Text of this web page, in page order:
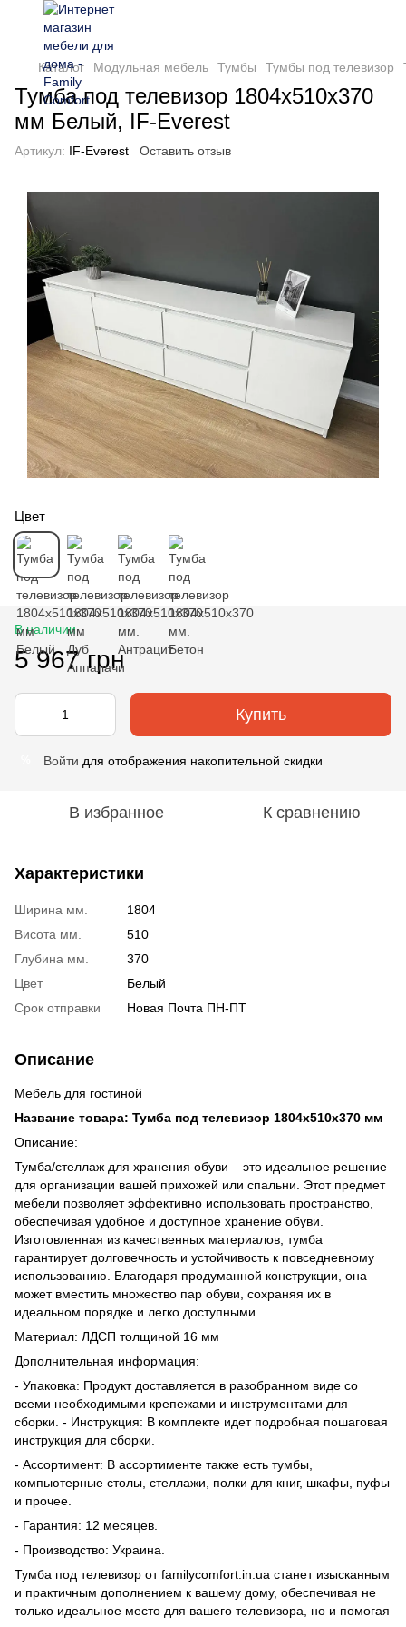
Каталог Модульная мебель Тумбы Тумбы под телевизор
Тумба под телевизор 1804х510х370
мм Белый, IF-Everest
Артикул: IF-Everest Оставить отзыв
Цвет
В наличии
5 967 грн
Купить
Войти для отображения накопительной скидки
В избранное К сравнению
Характеристики
Ширина мм.
1804
Висота мм.
510
Глубина мм.
370
Цвет
Белый
Срок отправки
Новая Почта ПН-ПТ
Описание
Мебель для гостиной
Название товара: Тумба под телевизор 1804х510х370 мм
Описание:
Тумба/стеллаж для хранения обуви – это идеальное решение
для организации вашей прихожей или спальни. Этот предмет
мебели позволяет эффективно использовать пространство,
обеспечивая удобное и доступное хранение обуви.
Изготовленная из качественных материалов, тумба
гарантирует долговечность и устойчивость к повседневному
использованию. Благодаря продуманной конструкции, она
может вместить множество пар обуви, сохраняя их в
идеальном порядке и легко доступными.
Материал: ЛДСП толщиной 16 мм
Дополнительная информация:
- Упаковка: Продукт доставляется в разобранном виде со
всеми необходимыми крепежами и инструментами для
сборки. - Инструкция: В комплекте идет подробная пошаговая
инструкция для сборки.
- Ассортимент: В ассортименте также есть тумбы,
компьютерные столы, стеллажи, полки для книг, шкафы, пуфы
и прочее.
- Гарантия: 12 месяцев.
- Производство: Украина.
Тумба под телевизор от familycomfort.in.ua станет изысканным
и практичным дополнением к вашему дому, обеспечивая не
только идеальное место для вашего телевизора, но и помогая